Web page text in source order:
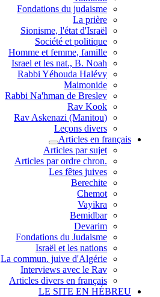
Fondations du judaisme
La prière
Sionisme, l'état d'Israël
Société et politique
Homme et femme, famille
Israel et les nat., B. Noah
Rabbi Yéhouda Halévy
Maimonide
Rabbi Na'hman de Breslev
Rav Kook
(Rav Askenazi (Manitou
Leçons divers
Articles en français
Articles par sujet
.Articles par ordre chron
Les fêtes juives
Berechite
Chemot
Vayikra
Bemidbar
Devarim
Fondations du Judaisme
Israël et les nations
La commun. juive d'Algérie
Interviews avec le Rav
Articles divers en français
LE SITE EN HÉBREU